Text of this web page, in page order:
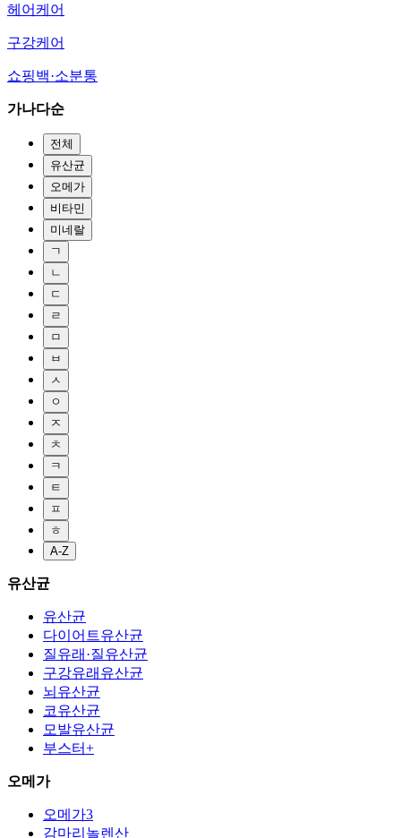
헤어케어
구강케어
쇼핑백·소분통
가나다순
전체
유산균
오메가
비타민
미네랄
ㄱ
ㄴ
ㄷ
ㄹ
ㅁ
ㅂ
ㅅ
ㅇ
ㅈ
ㅊ
ㅋ
ㅌ
ㅍ
ㅎ
A-Z
유산균
유산균
다이어트유산균
질유래·질유산균
구강유래유산균
뇌유산균
코유산균
모발유산균
부스터+
오메가
오메가3
감마리놀렌산